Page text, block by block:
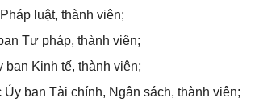
Pháp luật, thành viên;
Tư pháp, thành viên;
ban Kinh tế, thành viên;
Ủy ban Tài chính, Ngân sách, thành viên;